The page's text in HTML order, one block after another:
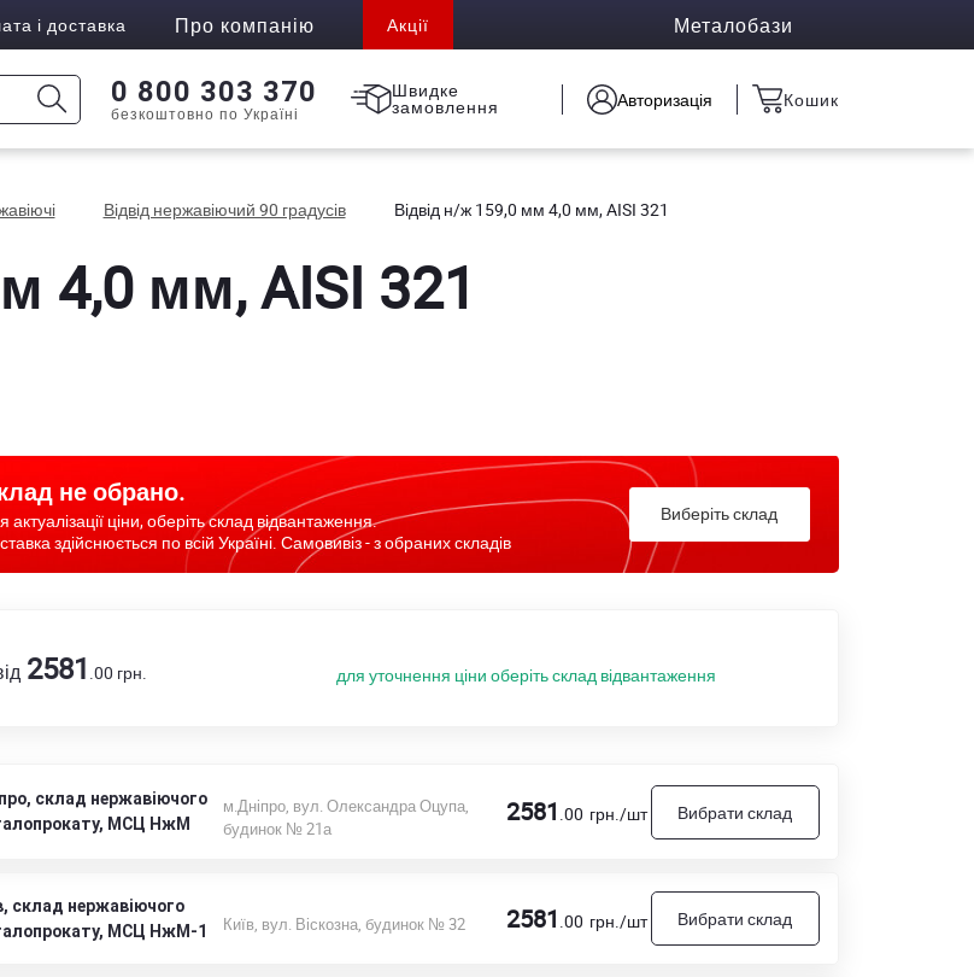
і доставка Про компанію Акції Металобази
0 800 303 370
безкоштовно по Україні
Швидке
замовлення Авторизація Кошик
Відвід нержавіючий 90 градусів Відвід н/ж 159,0 мм 4,0 мм, AISI 321
4,0 мм, AISI 321
не обрано.
актуалізації ціни, оберіть склад відвантаження.
здійснюється по всій Україні. Самовивіз - з обраних складів
Виберіть склад
2581 .00 грн. для уточнення ціни оберіть склад відвантаження
склад нержавіючого
МСЦ НжМ
м.Дніпро, вул. Олександра Оцупа,
будинок № 21а
2581 .00 грн./шт Вибрати склад
склад нержавіючого
МСЦ НжМ-1
Київ, вул. Віскозна, будинок № 32 2581 .00 грн./шт Вибрати склад